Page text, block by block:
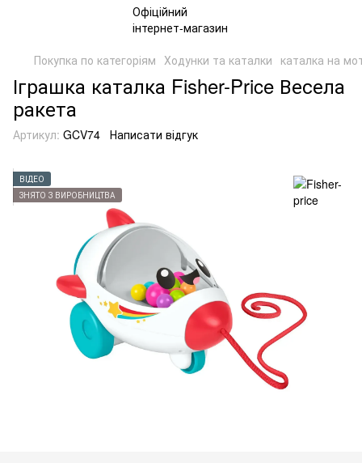
Покупка по категоріям Ходунки та каталки каталка на
Іграшка каталка Fisher-Price Весела
ракета
Артикул: GCV74 Написати відгук
ВІДЕО
ЗНЯТО З ВИРОБНИЦТВА